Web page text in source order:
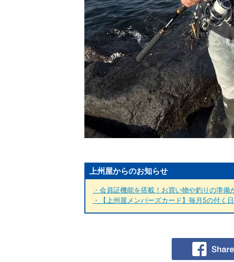
上州屋からのお知らせ
・会員証機能を搭載！お買い物や釣りの準備
・【上州屋メンバーズカード】毎月5の付く